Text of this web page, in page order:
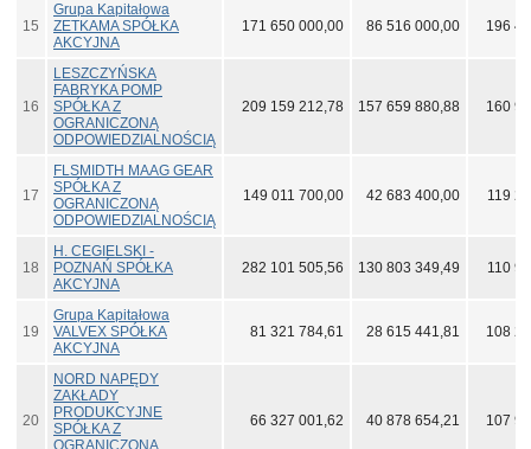
15
Grupa Kapitałowa
ZETKAMA SPÓŁKA
AKCYJNA
171 650 000,00 86 516 000,00 196
16
LESZCZYŃSKA
FABRYKA POMP
SPÓŁKA Z
OGRANICZONĄ
ODPOWIEDZIALNOŚCIĄ
209 159 212,78 157 659 880,88 160
17
FLSMIDTH MAAG GEAR
SPÓŁKA Z
OGRANICZONĄ
ODPOWIEDZIALNOŚCIĄ
149 011 700,00 42 683 400,00 119
18
H. CEGIELSKI -
POZNAŃ SPÓŁKA
AKCYJNA
282 101 505,56 130 803 349,49 110
19
Grupa Kapitałowa
VALVEX SPÓŁKA
AKCYJNA
81 321 784,61 28 615 441,81 108
20
NORD NAPĘDY
ZAKŁADY
PRODUKCYJNE
SPÓŁKA Z
OGRANICZONĄ
66 327 001,62 40 878 654,21 107